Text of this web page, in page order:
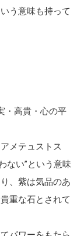
う意味も持って
・高貴・心の平
メテュストス
ない”という意味
、紫は気品のあ
重な石とされて